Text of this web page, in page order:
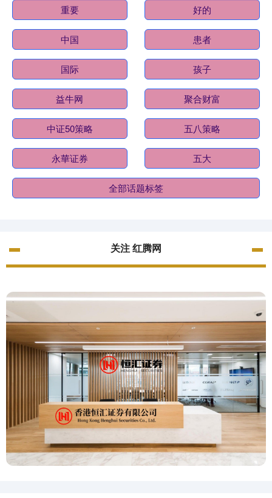
重要 好的
中国 患者
国际 孩子
益牛网 聚合财富
中证50策略 五八策略
永華证券 五大
全部话题标签
关注 红腾网